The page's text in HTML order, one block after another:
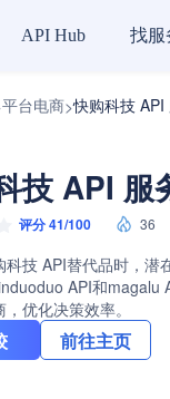
API Hub 找服
平台电商>快购科技
技 API 服
评分 41/100 36
科技 API替代品时，潜
API和magalu
优化决策效率。
前往主页